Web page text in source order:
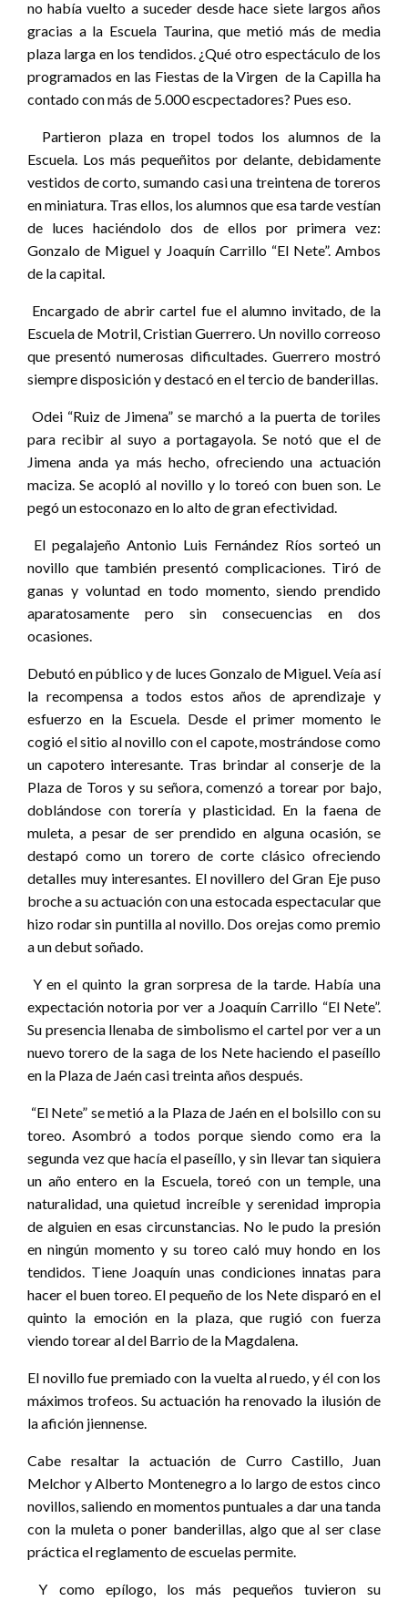
no había vuelto a suceder desde hace siete largos años
gracias a la Escuela Taurina, que metió más de media
plaza larga en los tendidos. ¿Qué otro espectáculo de los
programados en las Fiestas de la Virgen de la Capilla ha
contado con más de 5.000 escpectadores? Pues eso.
Partieron plaza en tropel todos los alumnos de la
Escuela. Los más pequeñitos por delante, debidamente
vestidos de corto, sumando casi una treintena de toreros
en miniatura. Tras ellos, los alumnos que esa tarde vestían
de luces haciéndolo dos de ellos por primera vez:
Gonzalo de Miguel y Joaquín Carrillo “El Nete”. Ambos
de la capital.
Encargado de abrir cartel fue el alumno invitado, de la
Escuela de Motril, Cristian Guerrero. Un novillo correoso
que presentó numerosas dificultades. Guerrero mostró
siempre disposición y destacó en el tercio de banderillas.
Odei “Ruiz de Jimena” se marchó a la puerta de toriles
para recibir al suyo a portagayola. Se notó que el de
Jimena anda ya más hecho, ofreciendo una actuación
maciza. Se acopló al novillo y lo toreó con buen son. Le
pegó un estoconazo en lo alto de gran efectividad.
El pegalajeño Antonio Luis Fernández Ríos sorteó un
novillo que también presentó complicaciones. Tiró de
ganas y voluntad en todo momento, siendo prendido
aparatosamente pero sin consecuencias en dos
ocasiones.
Debutó en público y de luces Gonzalo de Miguel. Veía así
la recompensa a todos estos años de aprendizaje y
esfuerzo en la Escuela. Desde el primer momento le
cogió el sitio al novillo con el capote, mostrándose como
un capotero interesante. Tras brindar al conserje de la
Plaza de Toros y su señora, comenzó a torear por bajo,
doblándose con torería y plasticidad. En la faena de
muleta, a pesar de ser prendido en alguna ocasión, se
destapó como un torero de corte clásico ofreciendo
detalles muy interesantes. El novillero del Gran Eje puso
broche a su actuación con una estocada espectacular que
hizo rodar sin puntilla al novillo. Dos orejas como premio
a un debut soñado.
Y en el quinto la gran sorpresa de la tarde. Había una
expectación notoria por ver a Joaquín Carrillo “El Nete”.
Su presencia llenaba de simbolismo el cartel por ver a un
nuevo torero de la saga de los Nete haciendo el paseíllo
en la Plaza de Jaén casi treinta años después.
“El Nete” se metió a la Plaza de Jaén en el bolsillo con su
toreo. Asombró a todos porque siendo como era la
segunda vez que hacía el paseíllo, y sin llevar tan siquiera
un año entero en la Escuela, toreó con un temple, una
naturalidad, una quietud increíble y serenidad impropia
de alguien en esas circunstancias. No le pudo la presión
en ningún momento y su toreo caló muy hondo en los
tendidos. Tiene Joaquín unas condiciones innatas para
hacer el buen toreo. El pequeño de los Nete disparó en el
quinto la emoción en la plaza, que rugió con fuerza
viendo torear al del Barrio de la Magdalena.
El novillo fue premiado con la vuelta al ruedo, y él con los
máximos trofeos. Su actuación ha renovado la ilusión de
la afición jiennense.
Cabe resaltar la actuación de Curro Castillo, Juan
Melchor y Alberto Montenegro a lo largo de estos cinco
novillos, saliendo en momentos puntuales a dar una tanda
con la muleta o poner banderillas, algo que al ser clase
práctica el reglamento de escuelas permite.
Y como epílogo, los más pequeños tuvieron su